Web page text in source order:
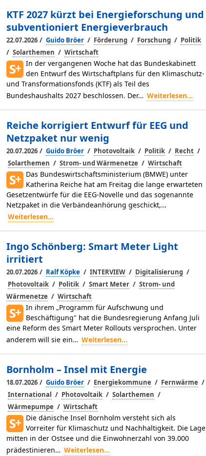
KTF 2027 kürzt bei Energieforschung und
subventioniert Energieverbrauch
22.07.2026 / Guido Bröer / Förderung / Forschung / Politik
/ Solarthemen / Wirtschaft
In der vergangenen Woche hat das Bundeskabinett
den Entwurf des Wirtschaftplans für den Klimaschutz-
und Transformationsfonds (KTF) als Teil des
Bundeshaushalts 2027 beschlossen. Der… Weiterlesen...
Reiche korrigiert Entwurf für EEG und
Netzpaket nur wenig
20.07.2026 / Guido Bröer / Photovoltaik / Politik / Recht /
Solarthemen / Strom- und Wärmenetze / Wirtschaft
Das Bundeswirtschaftsministerium (BMWE) unter
Katherina Reiche hat am Freitag die lange erwarteten
Gesetzentwürfe für die EEG-Novelle und das sogenannte
Netzpaket in die Verbändeanhörung geschickt,…
Weiterlesen...
Ingo Schönberg: Smart Meter Light
irritiert
20.07.2026 / Ralf Köpke / INTERVIEW / Digitalisierung /
Photovoltaik / Politik / Smart Meter / Strom- und
Wärmenetze / Wirtschaft
In ihrem „Programm für Aufschwung und
Beschäftigung" hat die Bundesregierung Anfang Juli
eine Reform des Smart Meter Rollouts versprochen. Unter
anderem will sie ein… Weiterlesen...
Bornholm – Insel mit Energie
18.07.2026 / Guido Bröer / Energiekommune / Fernwärme /
International / Photovoltaik / Solarthemen /
Wärmepumpe / Wirtschaft
Die dänische Insel Bornholm ver­steht sich als
Vorreiter für Klima­schutz und Nachhaltigkeit. Die Lage
mitten in der Ostsee und die Einwohnerzahl von 39.000
prädesti­nieren… Weiterlesen...